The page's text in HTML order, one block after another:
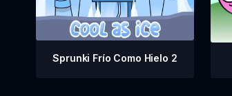
Sprunki Frío Como Hielo 2